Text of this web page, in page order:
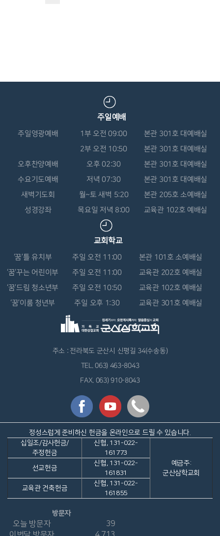
주일예배
주일영광예배 1부 오전 09:00
본관 301호 대예배실
2부 오전 10:50
본관 301호 대예배실
오후찬양예배
오후 02:30
본관 301호 대예배실
수요기도예배
저녁 07:30
본관 301호 대예배실
새벽기도회
월~토 새벽 5:20
본관 205호 소예배실
성경강좌
목요일 저녁 8:00 교육관 102호 예배실
교회학교
‘꿈’틀 유치부 주일 오전 11:00
본관 101호 소예배실
‘꿈’꾸는 어린이부
주일 오전 11:00
교육관 202호 예배실
‘꿈’드림 청소년부
주일 오전 10:50
교육관 102호 예배실
‘꿈’이룸 청년부
주일 오후 1:30 교육관 301호 예배실
주소 : 전라북도 군산시 신평길 34(수송동)
TEL. 063) 463-8043
FAX. 063) 910-8043
정성스럽게 준비하신 헌금을 온라인으로 드릴 수 있습니다.
십일조/감사헌금/
주정헌금
신협, 131-022-
161773
예금주:
군산삼학교회
선교헌금
신협, 131-022-
161831
교육관 건축헌금
신협, 131-022-
161855
방문자
오늘 방문자
39